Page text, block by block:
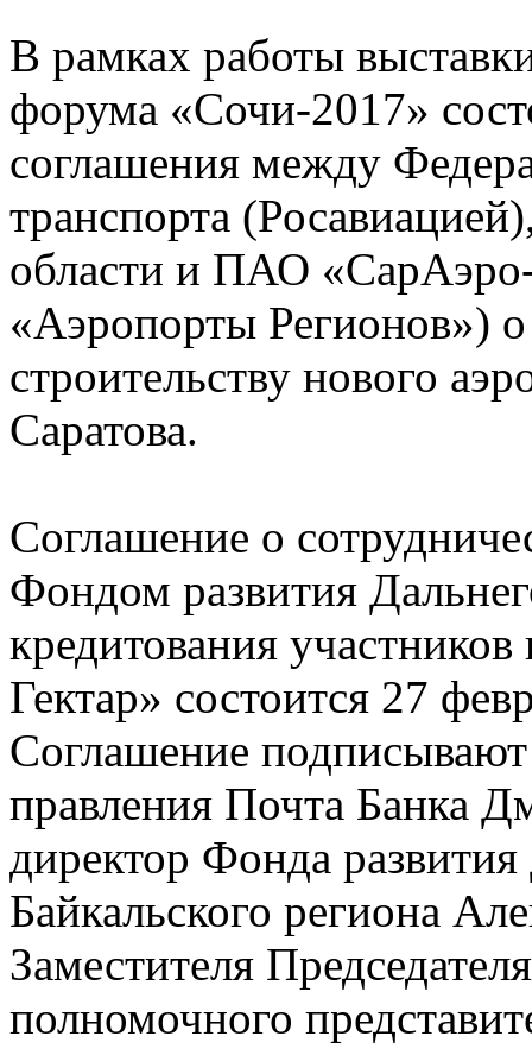
В рамках работы
форума «Сочи-2017»
соглашения между
транспорта
области и ПАО
«Аэропорты Регионов»)
строительству нового
Саратова.
Соглашение о
Фондом развития
кредитования
Гектар» состоится 27
Соглашение подписывают
правления Почта Банка
директор Фонда
Байкальского региона
Заместителя
полномочного